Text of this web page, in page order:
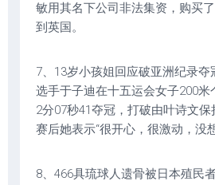
敏用其名下公司非法集资，购买
到英国。
7、13岁小孩姐回应破亚洲纪录夺
选手于子迪在十五运会女子200米
2分07秒41夺冠，打破由叶诗文保
赛后她表示“很开心，很激动，没
8、466具琉球人遗骨被日本殖民